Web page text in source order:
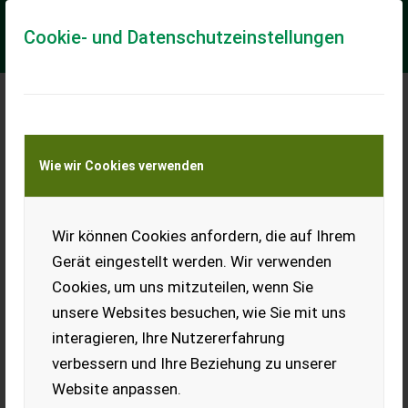
Cookie- und Datenschutzeinstellungen
Wie wir Cookies verwenden
Wir können Cookies anfordern, die auf Ihrem
Gerät eingestellt werden. Wir verwenden
Cookies, um uns mitzuteilen, wenn Sie
unsere Websites besuchen, wie Sie mit uns
interagieren, Ihre Nutzererfahrung
verbessern und Ihre Beziehung zu unserer
Website anpassen.
Meine Transportkostenanfrage
Transport von Land- und Baumaschinen –
KEINE Tiertransporte
Kemper Champion 4500
Kemper Vorsatz zu Claas Jaguar - Champion 4500 - Bj 2005 -
4,5m Breite - 6-reihig - reihenunabhängig - hydraulisch
klappbar - Lagermaisschne...
EUR 21.901 inkl. 13% MwSt./Verm.